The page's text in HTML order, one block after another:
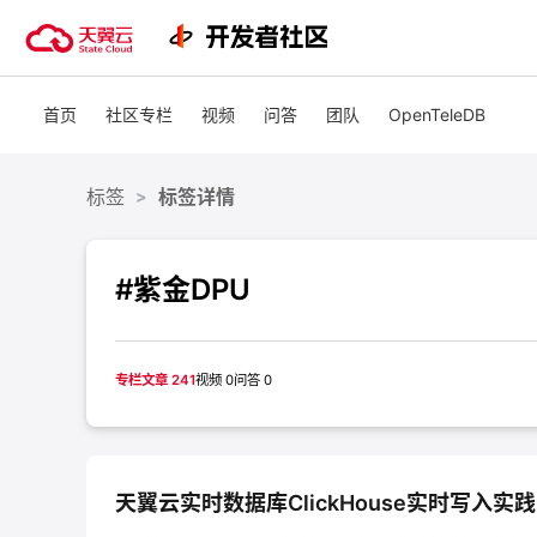
活动 热门活动
助力您的业务
云上钜惠
首页 社区专栏 视频 问答 团队 OpenTeleDB
标签 > 标签详情
#紫金DPU
专栏文章 241视频 0问答 0
天翼云实时数据库ClickHouse实时写入实践